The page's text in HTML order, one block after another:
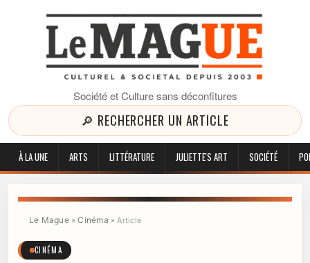
Société et Culture sans déconfitures
🔎 RECHERCHER UN ARTICLE
À LA UNE ARTS LITTÉRATURE JULIETTE'S ART SOCIÉTÉ
Le Mague»Cinéma »Article
CINÉMA